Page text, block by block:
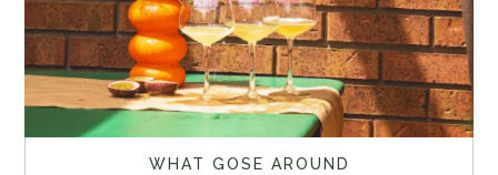
WHAT GOSE AROUND